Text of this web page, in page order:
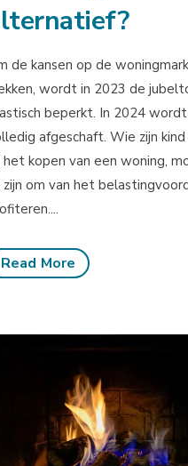
de kansen op de
wordt in 2023 de
beperkt. In 2024
afgeschaft. Wie zijn
het kopen van een woning,
zijn om van het
Read More